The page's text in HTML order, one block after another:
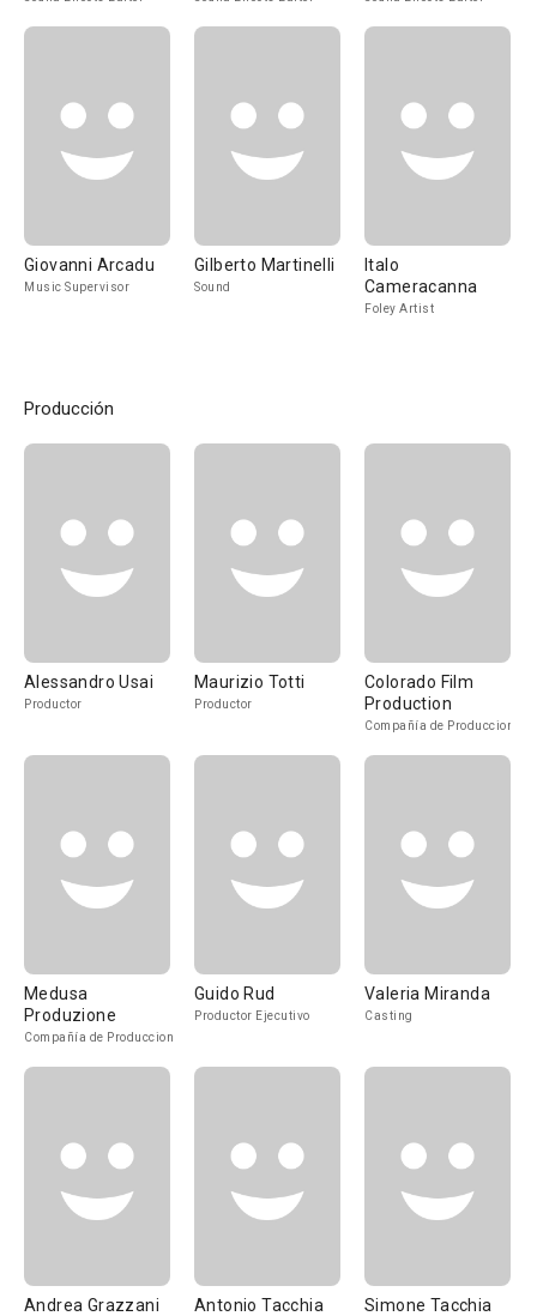
Giovanni Arcadu
Music Supervisor
Gilberto Martinelli
Sound
Italo
Cameracanna
Foley Artist
Producción
Alessandro Usai
Productor
Maurizio Totti
Productor
Colorado Film
Production
Compañía de Produccion
Medusa
Produzione
Compañía de Produccion
Guido Rud
Productor Ejecutivo
Valeria Miranda
Casting
Andrea Grazzani Antonio Tacchia Simone Tacchia